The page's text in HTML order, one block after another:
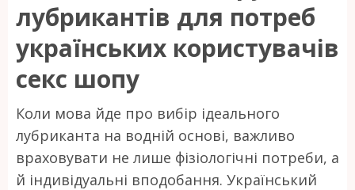
лубрикантів для потреб
українських користувачів
секс шопу
Коли мова йде про вибір ідеального
лубриканта на водній основі, важливо
враховувати не лише фізіологічні потреби, а
й індивідуальні вподобання. Український